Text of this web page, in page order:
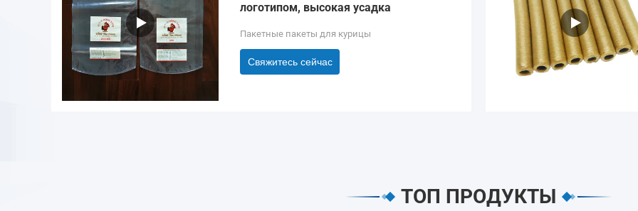
логотипом, высокая усадка
Пакетные пакеты для курицы
Свяжитесь сейчас
ТОП ПРОДУКТЫ